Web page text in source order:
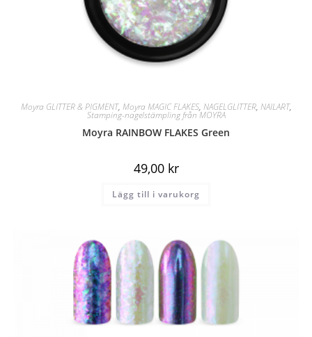
Moyra GLITTER & PIGMENT, Moyra MAGIC FLAKES, NAGELGLITTER, NAILART,
Stamping-nagelstämpling från MOYRA
Moyra RAINBOW FLAKES Green
49,00 kr
Lägg till i varukorg